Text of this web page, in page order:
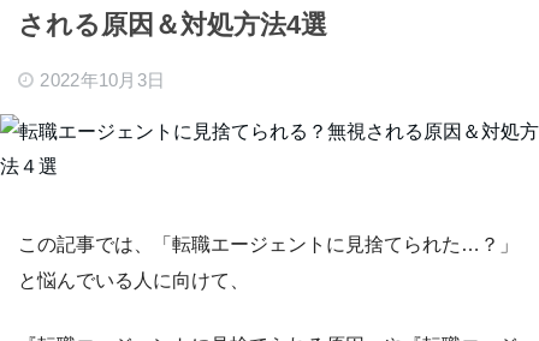
される原因＆対処方法4選
2022年10月3日
この記事では、
「転職エージェントに見捨てられた…？」
と悩んでいる人に向けて、